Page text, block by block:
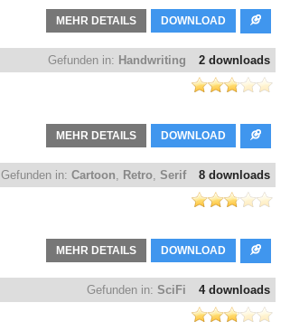
DOWNLOAD
MEHR DETAILS
2 downloads
Gefunden in: Handwriting
DOWNLOAD
MEHR DETAILS
8 downloads
Gefunden in: Cartoon, Retro, Serif
DOWNLOAD
MEHR DETAILS
4 downloads
Gefunden in: SciFi